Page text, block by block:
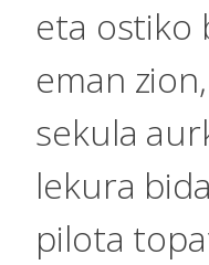
eta ostiko
eman
sekula
lekura
pilota